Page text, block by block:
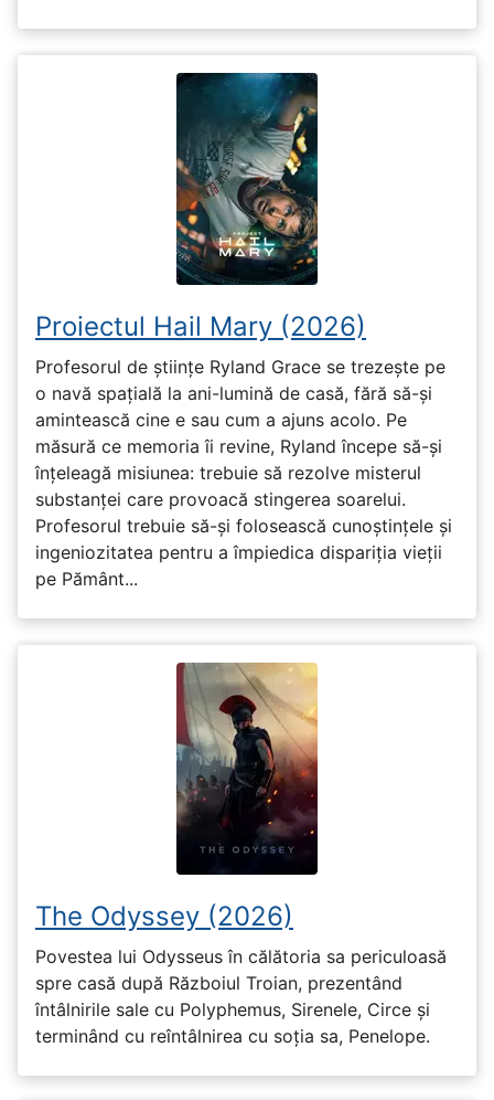
Proiectul Hail Mary (2026)
Profesorul de științe Ryland Grace se trezește pe
o navă spațială la ani-lumină de casă, fără să-și
amintească cine e sau cum a ajuns acolo. Pe
măsură ce memoria îi revine, Ryland începe să-și
înțeleagă misiunea: trebuie să rezolve misterul
substanței care provoacă stingerea soarelui.
Profesorul trebuie să-și folosească cunoștințele și
ingeniozitatea pentru a împiedica dispariția vieții
pe Pământ...
The Odyssey (2026)
Povestea lui Odysseus în călătoria sa periculoasă
spre casă după Războiul Troian, prezentând
întâlnirile sale cu Polyphemus, Sirenele, Circe și
terminând cu reîntâlnirea cu soția sa, Penelope.